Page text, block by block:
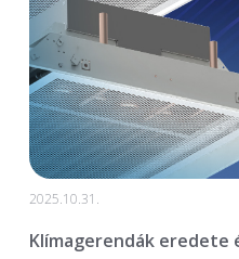
2025.10.31.
Klímagerendák eredete